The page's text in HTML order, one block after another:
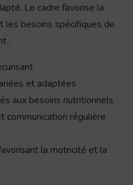
Le cadre favorise la
les besoins spécifiques de
:
et adaptées
aux besoins nutritionnels
communication régulière
la motricité et la